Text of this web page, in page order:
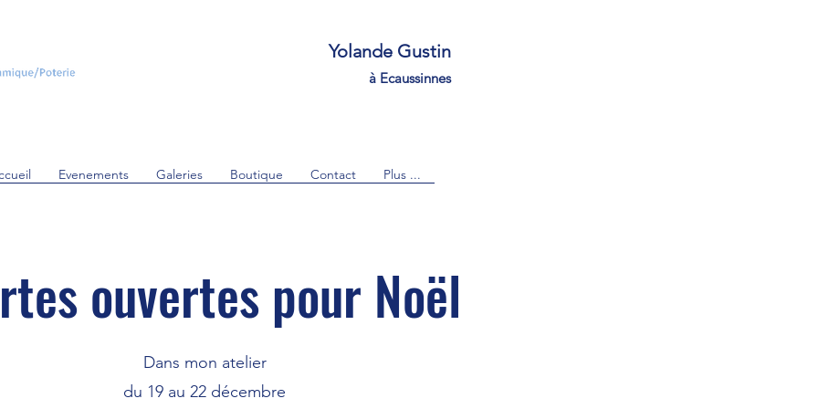
Yolande Gustin
à Ecaussinnes
Evenements Galeries Boutique Contact Plus ...
Dans mon atelier
du 19 au 22 décembre
ouvertes pour Noël